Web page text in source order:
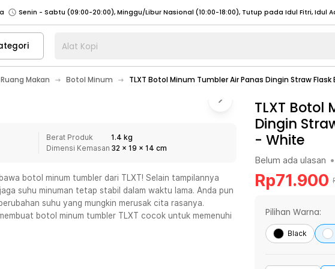
Senin - Jumat (07:00 - 20:00), Sabtu - Minggu (08:00 - 20:00), Tutup pada Idul Fitri
Senin - Jumat (08:00 - 20:00), Sabtu - Minggu/ Libur Nasional (08:00 - 17:00) Selengkapnya
Senin - Jumat (08:00 - 20:00), Sabtu - Minggu/ Libur Nasional (08:00 - 17:00) Selengkapnya
Senin - Sabtu (09:00-20:00), Minggu/Libur Nasional (12:00-20:00), Tutup pada Idul Fitri
Senin - Sabtu (09:00-20:00), Minggu/Libur Nasional (12:00-20:00), Tutup pada Idul Fitri
Senin - Jumat (07:00 - 20:00), Sabtu - Minggu (08:00 - 20:00), Tutup pada Idul Fitri
Senin - Jumat (08:00 - 20:00), Sabtu - Minggu/ Libur Nasional (08:00 - 17:00) Selengkapnya
Alat Kopi
Makan Botol Minum TLXT Botol Minum Tumbler Air Panas Dingin Straw Flask
Berat Produk
1.4 kg
Dimensi Kemasan 32 x 19 x 14 cm
botol minum tumbler dari TLXT! Selain tampilannya
suhu minuman tetap stabil dalam waktu lama. Anda pun
suhu yang mungkin merusak cita rasanya.
botol minum tumbler TLXT cocok untuk memenuhi
TLXT Botol
Dingin
- White
Belum ada ulasan •
Rp71.900
Pilihan Warna:
Black